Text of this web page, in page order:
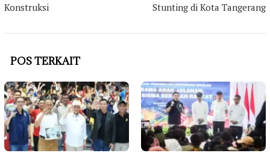
Konstruksi
Stunting di Kota Tangerang
POS TERKAIT